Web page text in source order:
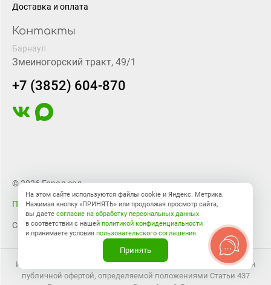
Доставка и оплата
Контакты
Барнаул
Змеиногорский тракт, 49/1
+7 (3852) 604-870
© 2026 Город-сад
Правовая информация
Создание сайтаBTB Digital
Информация на сайте носит справочный характер и не является
публичной офертой, определяемой положениями Статьи 437
На этом сайте используются файлы cookie и Яндекс. Метрика.
Нажимая кнопку «ПРИНЯТЬ» или продолжая просмотр сайта,
вы даете согласие на обработку персональных данных
в соответствии с нашей политикой конфиденциальности
и принимаете условия пользовательского соглашения.
Принять